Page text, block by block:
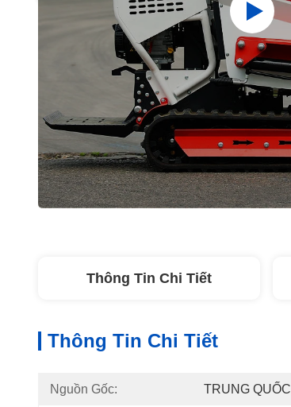
Thông Tin Chi Tiết
Thông Tin Chi Tiết
Nguồn Gốc: TRUNG QUỐC